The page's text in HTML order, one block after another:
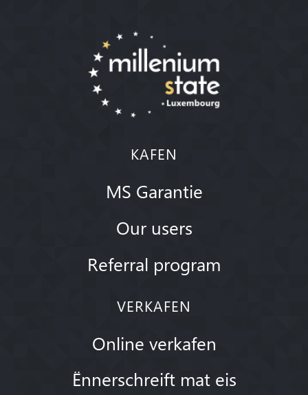
KAFEN
MS Garantie
Our users
Referral program
VERKAFEN
Online verkafen
Ënnerschreift mat eis